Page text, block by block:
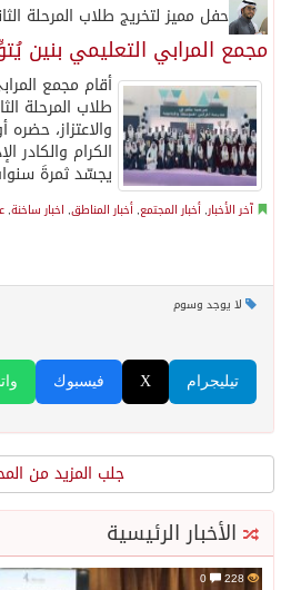
حفل مميز لتخريج طلاب المرحلة
مجمع المرابي التعليمي بنين
أقام مجمع
طلاب المرحلة
والاعتزاز، حضره
الكرام
يجسّد ثمرةَ
آخر الأخبار, أخبار المجتمع, أخبار المناطق, اخبار ساخنة,
لا يوجد وسوم
فيسبوك X تيليجرام
جلب المزيد من
الأخبار الرئيسية
228